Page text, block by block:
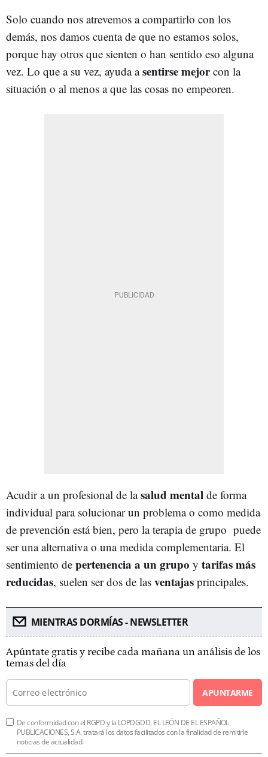
Solo cuando nos atrevemos a compartirlo con los
demás, nos damos cuenta de que no estamos solos,
porque hay otros que sienten o han sentido eso alguna
vez. Lo que a su vez, ayuda asentirse mejorcon la
situación o al menos a que las cosas no empeoren.
Acudir a un profesional de lasalud mental de forma
individual para solucionar un problema o como medida
de prevención está bien, pero la terapia de grupo puede
ser una alternativa o una medida complementaria. El
sentimiento de pertenencia a un grupo y tarifas más
reducidas, suelen ser dos de las ventajas principales.
MIENTRAS DORMÍAS - NEWSLETTER
Apúntate gratis y recibe cada mañana un análisis de los
temas del día
APUNTARME
De conformidad con el RGPD y la LOPDGDD, EL LEÓN DE EL ESPAÑOL
PUBLICACIONES, S.A. tratará los datos facilitados con la finalidad de remitirle
noticias de actualidad.